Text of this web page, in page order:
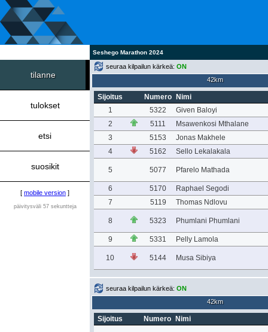
Seshego Marathon 2024
tilanne
tulokset
etsi
suosikit
[ mobile version ]
päivitysväli 57 sekuntteja
seuraa kilpailun kärkeä: ON
42km
Sijoitus Numero
Nimi
1
5322
Given Baloyi
2
5111
Msawenkosi Mthalane
3
5153
Jonas Makhele
4
5162 Sello Lekalakala
5 5077 Pfarelo Mathada
6 5170
Raphael Segodi
7
5119 Thomas Ndlovu
8 5323 Phumlani Phumlani
9 5331 Pelly Lamola
10 5144 Musa Sibiya
seuraa kilpailun kärkeä: ON
42km
Sijoitus Numero Nimi